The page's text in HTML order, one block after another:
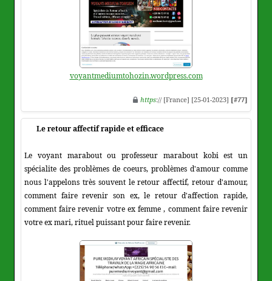
voyantmediumtohozin.wordpress.com
https:// [France] [25-01-2023] [#77]
Le retour affectif rapide et efficace
Le voyant marabout ou professeur marabout kobi est un
spécialite des problèmes de coeurs, problèmes d'amour comme
nous l'appelons très souvent le retour affectif, retour d'amour,
comment faire revenir son ex, le retour d'affection rapide,
comment faire revenir votre ex femme , comment faire revenir
votre ex mari, rituel puissant pour faire revenir.